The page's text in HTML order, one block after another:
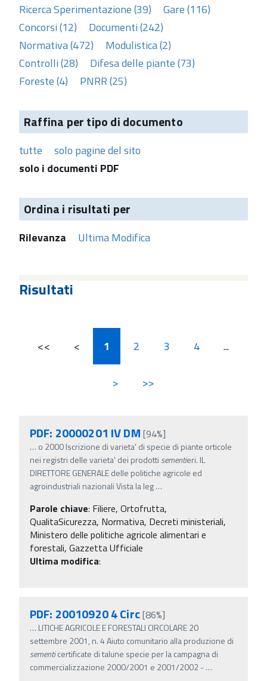
Ricerca Sperimentazione (39)
Gare (116)
Concorsi (12)
Documenti (242)
Normativa (472)
Modulistica (2)
Controlli (28)
Difesa delle piante (73)
Foreste (4)
PNRR (25)
Raffina per tipo di documento
tutte
solo pagine del sito
solo i documenti PDF
Ordina i risultati per
Rilevanza Ultima Modifica
Risultati
<< < 1 2 3 4 ...
> >>
PDF: 20000201 IV DM [94%]
… o 2000 Iscrizione di varieta' di specie di piante orticole
nei registri delle varieta' dei prodotti sementieri. IL
DIRETTORE GENERALE delle politiche agricole ed
agroindustriali nazionali Vista la leg…
Parole chiave: Filiere, Ortofrutta,
QualitaSicurezza, Normativa, Decreti ministeriali,
Ministero delle politiche agricole alimentari e
forestali, Gazzetta Ufficiale
Ultima modifica:
PDF: 20010920 4 Circ[86%]
… LITICHE AGRICOLE E FORESTALI CIRCOLARE 20
settembre 2001, n. 4 Aiuto comunitario alla produzione di
sementicertificate di talune specie per la campagna di
commercializzazione 2000/2001 e 2001/2002 -…